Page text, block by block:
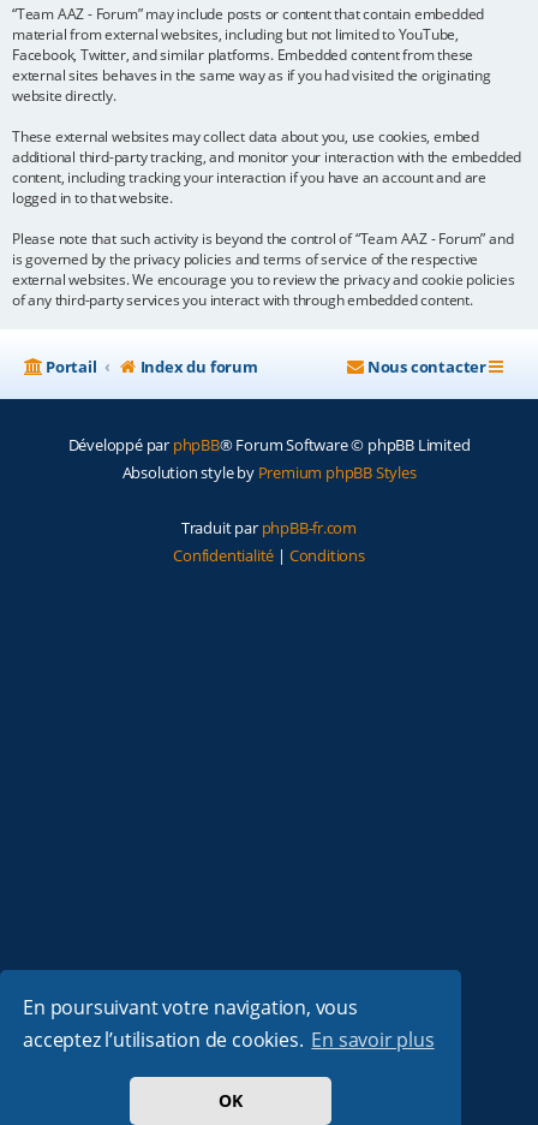
En poursuivant votre navigation, vous
acceptez l’utilisation de cookies. En savoir plus
OK
“Team AAZ - Forum” may include posts or content that contain embedded
material from external websites, including but not limited to YouTube,
Facebook, Twitter, and similar platforms. Embedded content from these
external sites behaves in the same way as if you had visited the originating
website directly.
These external websites may collect data about you, use cookies, embed
additional third-party tracking, and monitor your interaction with the embedded
content, including tracking your interaction if you have an account and are
logged in to that website.
Please note that such activity is beyond the control of “Team AAZ - Forum” and
is governed by the privacy policies and terms of service of the respective
external websites. We encourage you to review the privacy and cookie policies
of any third-party services you interact with through embedded content.
Portail Index du forum Nous contacter
Développé par phpBB® Forum Software © phpBB Limited
Absolution style by Premium phpBB Styles
Traduit par phpBB-fr.com
Confidentialité | Conditions